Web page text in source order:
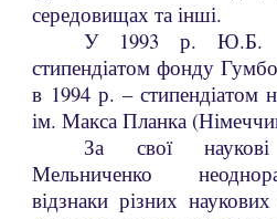
середовищах та інші.
У 1993 р. Ю.Б.
стипендіатом фонду
в 1994 р. – стипендіатом
ім. Макса Планка
За свої
Мельниченко
відзнаки різних